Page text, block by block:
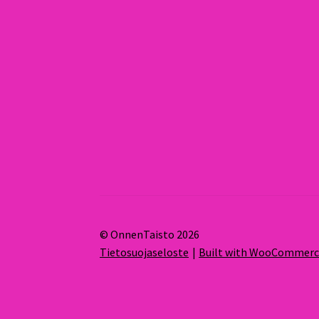
© OnnenTaisto 2026
Tietosuojaseloste
Built with